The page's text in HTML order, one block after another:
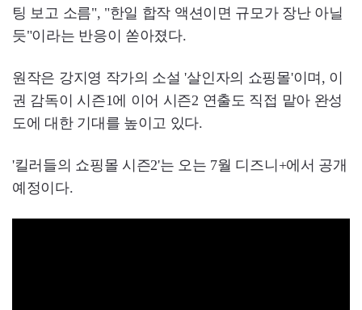
팅 보고 소름", "한일 합작 액션이면 규모가 장난 아닐
듯"이라는 반응이 쏟아졌다.
원작은 강지영 작가의 소설 '살인자의 쇼핑몰'이며, 이
권 감독이 시즌1에 이어 시즌2 연출도 직접 맡아 완성
도에 대한 기대를 높이고 있다.
'킬러들의 쇼핑몰 시즌2'는 오는 7월 디즈니+에서 공개
예정이다.